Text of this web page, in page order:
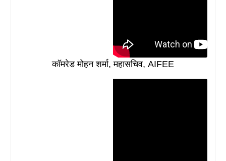
कॉमरेड मोहन शर्मा, महासचिव, AIFEE